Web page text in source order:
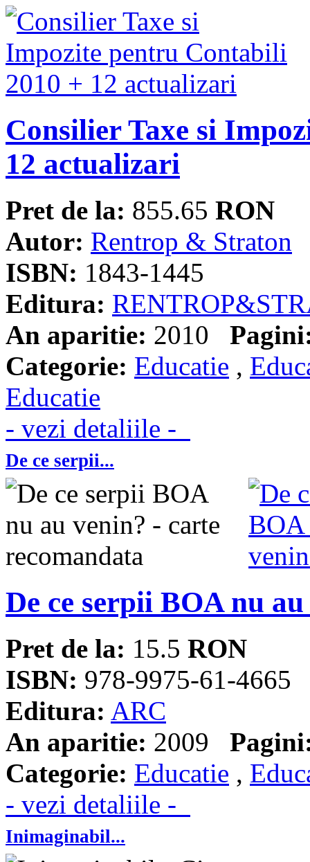
Consilier Taxe si
12 actualizari
Pret de la: 855.65 RON
Autor: Rentrop & Straton
ISBN: 1843-1445
Editura:
An aparitie: 2010
Categorie: Educatie ,
Educatie
- vezi detaliile -
De ce serpii...
De ce serpii BOA nu
Pret de la: 15.5 RON
ISBN: 978-9975-61-4665
Editura: ARC
An aparitie: 2009
Categorie: Educatie ,
- vezi detaliile -
Inimaginabil...